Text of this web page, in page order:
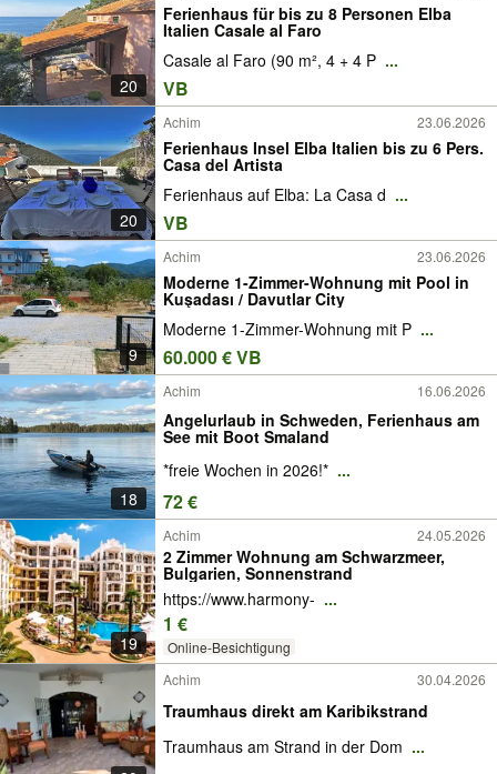
20
Ferienhaus für bis zu 8 Personen Elba
Italien Casale al Faro
Casale al Faro (90 m², 4 + 4 P ...
VB
20
Achim 23.06.2026
Ferienhaus Insel Elba Italien bis zu 6 Pers.
Casa del Artista
Ferienhaus auf Elba: La Casa d ...
VB
9
Achim 23.06.2026
Moderne 1-Zimmer-Wohnung mit Pool in
Kuşadası / Davutlar City
Moderne 1-Zimmer-Wohnung mit P ...
60.000 € VB
18
Achim 16.06.2026
Angelurlaub in Schweden, Ferienhaus am
See mit Boot Smaland
*freie Wochen in 2026!* ...
72 €
19
Achim 24.05.2026
2 Zimmer Wohnung am Schwarzmeer,
Bulgarien, Sonnenstrand
https://www.harmony- ...
1 €
Online-Besichtigung
Achim 30.04.2026
Traumhaus direkt am Karibikstrand
Traumhaus am Strand in der Dom ...